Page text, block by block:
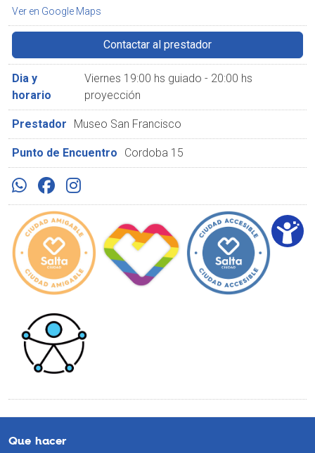
Ver en Google Maps
Contactar al prestador
Dia y
horario
Viernes 19:00 hs guiado - 20:00 hs
proyección
Prestador Museo San Francisco
Punto de Encuentro Cordoba 15
Que hacer